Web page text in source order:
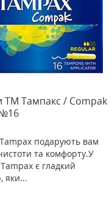
маска для
Lifting
60
ТМ Тампакс / Compak
подарують вам
та комфорту.У
є гладкий
яки...